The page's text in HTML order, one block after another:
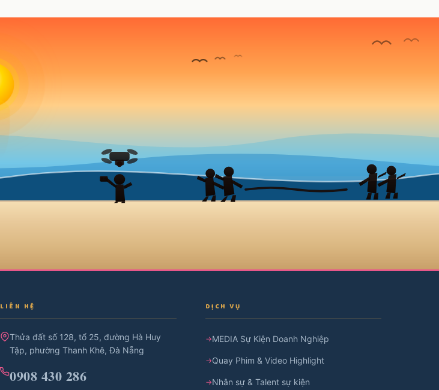
LIÊN HỆ
Thửa đất số 128, tổ 25, đường Hà Huy
Tập, phường Thanh Khê, Đà Nẵng
0908 430 286
DỊCH VỤ
MEDIA Sự Kiện Doanh Nghiệp
Quay Phim & Video Highlight
Nhân sự & Talent sự kiện